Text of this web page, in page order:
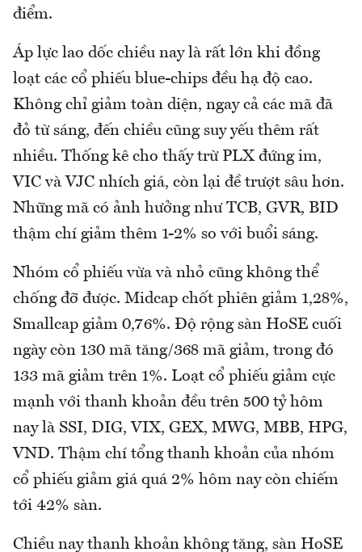
điểm.
Áp lực lao dốc chiều nay là rất lớn khi đồng
loạt các cổ phiếu blue-chips đều hạ độ cao.
Không chỉ giảm toàn diện, ngay cả các mã đã
đỏ từ sáng, đến chiều cũng suy yếu thêm rất
nhiều. Thống kê cho thấy trừ PLX đứng im,
VIC và VJC nhích giá, còn lại đề trượt sâu hơn.
Những mã có ảnh hưởng như TCB, GVR, BID
thậm chí giảm thêm 1-2% so với buổi sáng.
Nhóm cổ phiếu vừa và nhỏ cũng không thể
chống đỡ được. Midcap chốt phiên giảm 1,28%,
Smallcap giảm 0,76%. Độ rộng sàn HoSE cuối
ngày còn 130 mã tăng/368 mã giảm, trong đó
133 mã giảm trên 1%. Loạt cổ phiếu giảm cực
mạnh với thanh khoản đều trên 500 tỷ hôm
nay là SSI, DIG, VIX, GEX, MWG, MBB, HPG,
VND. Thậm chí tổng thanh khoản của nhóm
cổ phiếu giảm giá quá 2% hôm nay còn chiếm
tới 42% sàn.
Chiều nay thanh khoản không tăng, sàn HoSE